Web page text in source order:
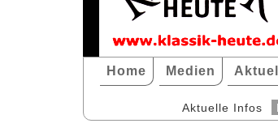
Home Medien
Aktuelle Infos